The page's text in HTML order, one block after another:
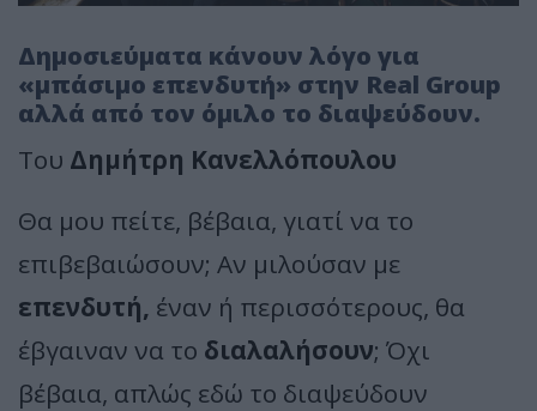
Δημοσιεύματα κάνουν λόγο για
«μπάσιμο επενδυτή» στην Real Group
αλλά από τον όμιλο το διαψεύδουν.
Του Δημήτρη Κανελλόπουλου
Θα μου πείτε, βέβαια, γιατί να το
επιβεβαιώσουν; Αν μιλούσαν με
επενδυτή, έναν ή περισσότερους, θα
έβγαιναν να το διαλαλήσουν; Όχι
βέβαια, απλώς εδώ το διαψεύδουν